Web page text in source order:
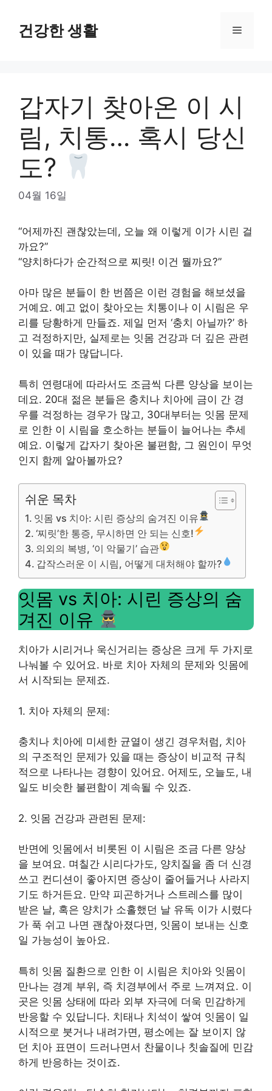
content건강한 생활 Menu
갑자기 찾아온 이 시
림, 치통… 혹시 당신
도?
04월 16일
“어제까진 괜찮았는데, 오늘 왜 이렇게 이가 시린 걸
까요?”
“양치하다가 순간적으로 찌릿! 이건 뭘까요?”
아마 많은 분들이 한 번쯤은 이런 경험을 해보셨을
거예요. 예고 없이 찾아오는 치통이나 이 시림은 우
리를 당황하게 만들죠. 제일 먼저 ‘충치 아닐까?’ 하
고 걱정하지만, 실제로는 잇몸 건강과 더 깊은 관련
이 있을 때가 많답니다.
특히 연령대에 따라서도 조금씩 다른 양상을 보이는
데요. 20대 젊은 분들은 충치나 치아에 금이 간 경
우를 걱정하는 경우가 많고, 30대부터는 잇몸 문제
로 인한 이 시림을 호소하는 분들이 늘어나는 추세
예요. 이렇게 갑자기 찾아온 불편함, 그 원인이 무엇
인지 함께 알아볼까요?
쉬운 목차
잇몸 vs 치아: 시린 증상의 숨겨진 이유
‘찌릿’한 통증, 무시하면 안 되는 신호!
의외의 복병, ‘이 악물기’ 습관
갑작스러운 이 시림, 어떻게 대처해야 할까?
잇몸 vs 치아: 시린 증상의 숨
겨진 이유
치아가 시리거나 욱신거리는 증상은 크게 두 가지로
나눠볼 수 있어요. 바로 치아 자체의 문제와 잇몸에
서 시작되는 문제죠.
1. 치아 자체의 문제:
충치나 치아에 미세한 균열이 생긴 경우처럼, 치아
의 구조적인 문제가 있을 때는 증상이 비교적 규칙
적으로 나타나는 경향이 있어요. 어제도, 오늘도, 내
일도 비슷한 불편함이 계속될 수 있죠.
2. 잇몸 건강과 관련된 문제:
반면에 잇몸에서 비롯된 이 시림은 조금 다른 양상
을 보여요. 며칠간 시리다가도, 양치질을 좀 더 신경
쓰고 컨디션이 좋아지면 증상이 줄어들거나 사라지
기도 하거든요. 만약 피곤하거나 스트레스를 많이
받은 날, 혹은 양치가 소홀했던 날 유독 이가 시렸다
가 푹 쉬고 나면 괜찮아졌다면, 잇몸이 보내는 신호
일 가능성이 높아요.
특히 잇몸 질환으로 인한 이 시림은 치아와 잇몸이
만나는 경계 부위, 즉 치경부에서 주로 느껴져요. 이
곳은 잇몸 상태에 따라 외부 자극에 더욱 민감하게
반응할 수 있답니다. 치태나 치석이 쌓여 잇몸이 일
시적으로 붓거나 내려가면, 평소에는 잘 보이지 않
던 치아 표면이 드러나면서 찬물이나 칫솔질에 민감
하게 반응하는 것이죠.